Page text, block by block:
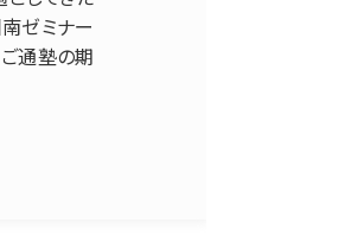
ゼミナー
通塾の期